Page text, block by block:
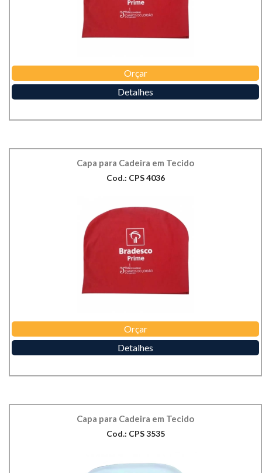
Orçar
Detalhes
Capa para Cadeira em Tecido
Cod.: CPS 4036
Orçar
Detalhes
Capa para Cadeira em Tecido
Cod.: CPS 3535